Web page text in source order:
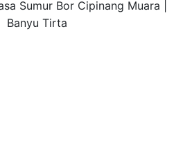
Sumur Bor Cipinang Muara |
Banyu Tirta